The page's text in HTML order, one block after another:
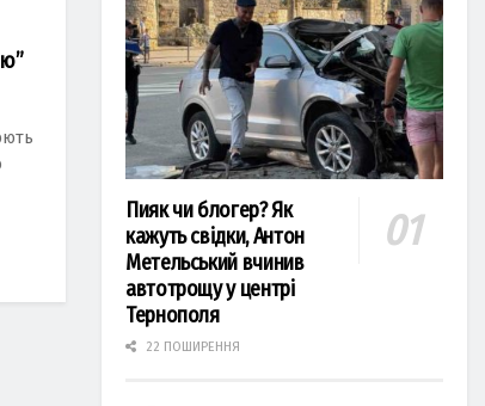
Пияк чи блогер? Як
кажуть свідки, Антон
Метельський вчинив
автотрощу у центрі
Тернополя
22 ПОШИРЕННЯ